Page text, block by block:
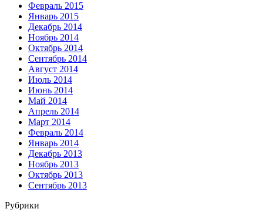
Февраль 2015
Январь 2015
Декабрь 2014
Ноябрь 2014
Октябрь 2014
Сентябрь 2014
Август 2014
Июль 2014
Июнь 2014
Май 2014
Апрель 2014
Март 2014
Февраль 2014
Январь 2014
Декабрь 2013
Ноябрь 2013
Октябрь 2013
Сентябрь 2013
Рубрики